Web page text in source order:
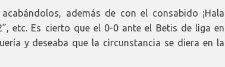
además de con el consabido ¡Hala
etc. Es cierto que el 0-0 ante el Betis de liga en
y deseaba que la circunstancia se diera en la